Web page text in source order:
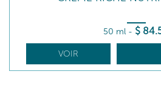
50 ml - $ 84
VOIR